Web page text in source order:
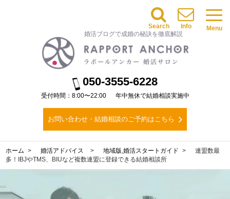
婚活ブログで成婚の秘訣を徹底解説
050-3555-6228
受付時間：8:00〜22:00 年中無休で結婚相談実施中
お問い合わせ・結婚相談のご予約はこちら
Menu
Info
Search
ホーム 婚活アドバイス 地域版,婚活スタートガイド
連盟数最
多！IBJやTMS、BIUなど複数連盟に登録できる結婚相談所